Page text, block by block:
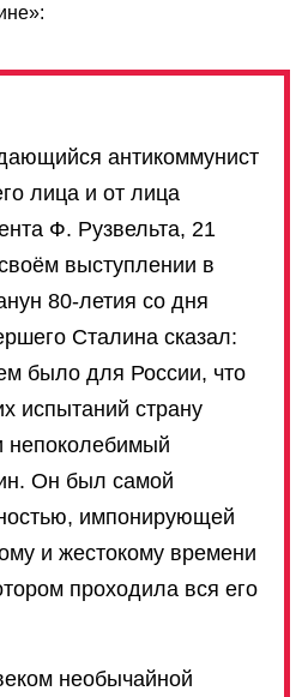
антикоммунист
лица и от лица
Ф. Рузвельта, 21
выступлении в
80-летия со дня
Сталина сказал:
было для России, что
испытаний страну
непоколебимый
Он был самой
импонирующей
и жестокому времени
проходила вся его
необычайной